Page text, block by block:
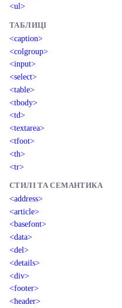
<ul>
ТАБЛИЦІ
<caption>
<colgroup>
<input>
<select>
<table>
<tbody>
<td>
<textarea>
<tfoot>
<th>
<tr>
СТИЛІ ТА СЕМАНТИКА
<address>
<article>
<basefont>
<data>
<del>
<details>
<div>
<footer>
<header>